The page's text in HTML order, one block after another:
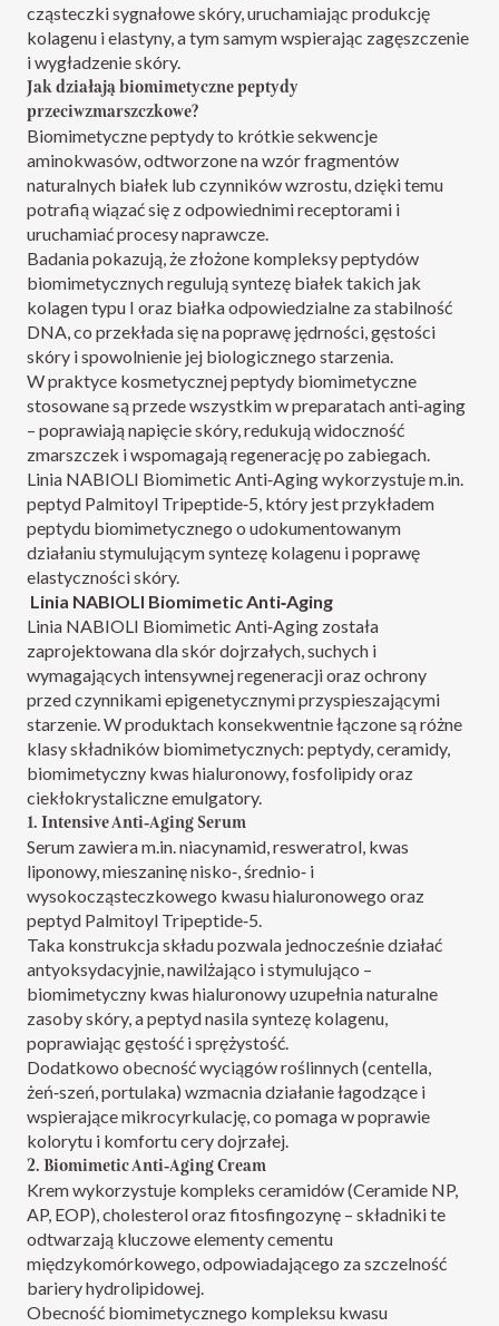
cząsteczki sygnałowe skóry, uruchamiając produkcję
kolagenu i elastyny, a tym samym wspierając zagęszczenie
i wygładzenie skóry.
Jak działają biomimetyczne peptydy
przeciwzmarszczkowe?
Biomimetyczne peptydy to krótkie sekwencje
aminokwasów, odtworzone na wzór fragmentów
naturalnych białek lub czynników wzrostu, dzięki temu
potrafią wiązać się z odpowiednimi receptorami i
uruchamiać procesy naprawcze.
Badania pokazują, że złożone kompleksy peptydów
biomimetycznych regulują syntezę białek takich jak
kolagen typu I oraz białka odpowiedzialne za stabilność
DNA, co przekłada się na poprawę jędrności, gęstości
skóry i spowolnienie jej biologicznego starzenia.
W praktyce kosmetycznej peptydy biomimetyczne
stosowane są przede wszystkim w preparatach anti‑aging
– poprawiają napięcie skóry, redukują widoczność
zmarszczek i wspomagają regenerację po zabiegach.
Linia NABIOLI Biomimetic Anti‑Aging wykorzystuje m.in.
peptyd Palmitoyl Tripeptide‑5, który jest przykładem
peptydu biomimetycznego o udokumentowanym
działaniu stymulującym syntezę kolagenu i poprawę
elastyczności skóry.​​
Linia NABIOLI Biomimetic Anti‑Aging
Linia NABIOLI Biomimetic Anti‑Aging została
zaprojektowana dla skór dojrzałych, suchych i
wymagających intensywnej regeneracji oraz ochrony
przed czynnikami epigenetycznymi przyspieszającymi
starzenie. W produktach konsekwentnie łączone są różne
klasy składników biomimetycznych: peptydy, ceramidy,
biomimetyczny kwas hialuronowy, fosfolipidy oraz
ciekłokrystaliczne emulgatory.​
1. Intensive Anti‑Aging Serum
Serum zawiera m.in. niacynamid, resweratrol, kwas
liponowy, mieszaninę nisko‑, średnio‑ i
wysokocząsteczkowego kwasu hialuronowego oraz
peptyd Palmitoyl Tripeptide‑5.​
Taka konstrukcja składu pozwala jednocześnie działać
antyoksydacyjnie, nawilżająco i stymulująco –
biomimetyczny kwas hialuronowy uzupełnia naturalne
zasoby skóry, a peptyd nasila syntezę kolagenu,
poprawiając gęstość i sprężystość.​
Dodatkowo obecność wyciągów roślinnych (centella,
żeń‑szeń, portulaka) wzmacnia działanie łagodzące i
wspierające mikrocyrkulację, co pomaga w poprawie
kolorytu i komfortu cery dojrzałej.​
2. Biomimetic Anti‑Aging Cream
Krem wykorzystuje kompleks ceramidów (Ceramide NP,
AP, EOP), cholesterol oraz fitosfingozynę – składniki te
odtwarzają kluczowe elementy cementu
międzykomórkowego, odpowiadającego za szczelność
bariery hydrolipidowej.​
Obecność biomimetycznego kompleksu kwasu